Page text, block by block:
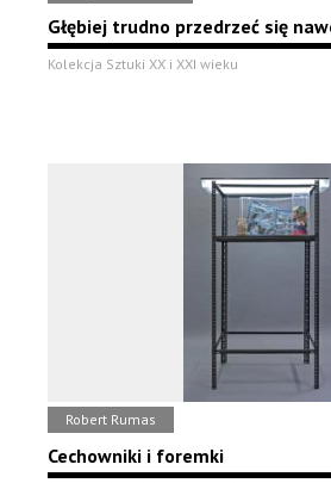
Głębiej trudno przedrzeć się
Kolekcja Sztuki XX i XXI wieku
Robert Rumas
Cechowniki i foremki